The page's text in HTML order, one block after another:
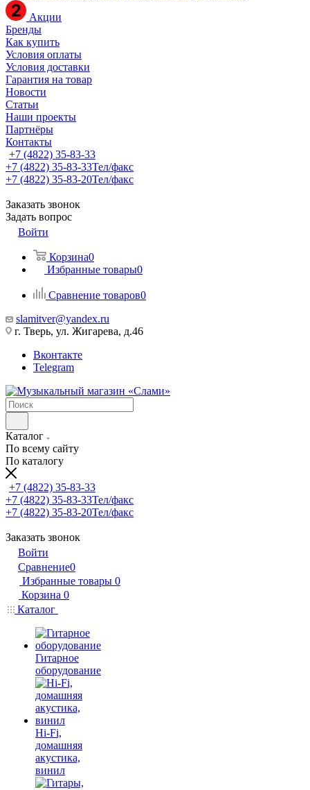
Акции
Бренды
Как купить
Условия оплаты
Условия доставки
Гарантия на товар
Новости
Статьи
Наши проекты
Партнёры
Контакты
+7 (4822) 35-83-33
+7 (4822) 35-83-33Тел/факс
+7 (4822) 35-83-20Тел/факс
Заказать звонок
Задать вопрос
Войти
Корзина0
Избранные товары0
Сравнение товаров0
slamitver@yandex.ru
г. Тверь, ул. Жигарева, д.46
Вконтакте
Telegram
Каталог
По всему сайту
По каталогу
+7 (4822) 35-83-33
+7 (4822) 35-83-33Тел/факс
+7 (4822) 35-83-20Тел/факс
Заказать звонок
Войти
Сравнение0
Избранные товары 0
Корзина 0
Каталог
Гитарное
оборудование
Hi-Fi,
домашняя
акустика,
винил